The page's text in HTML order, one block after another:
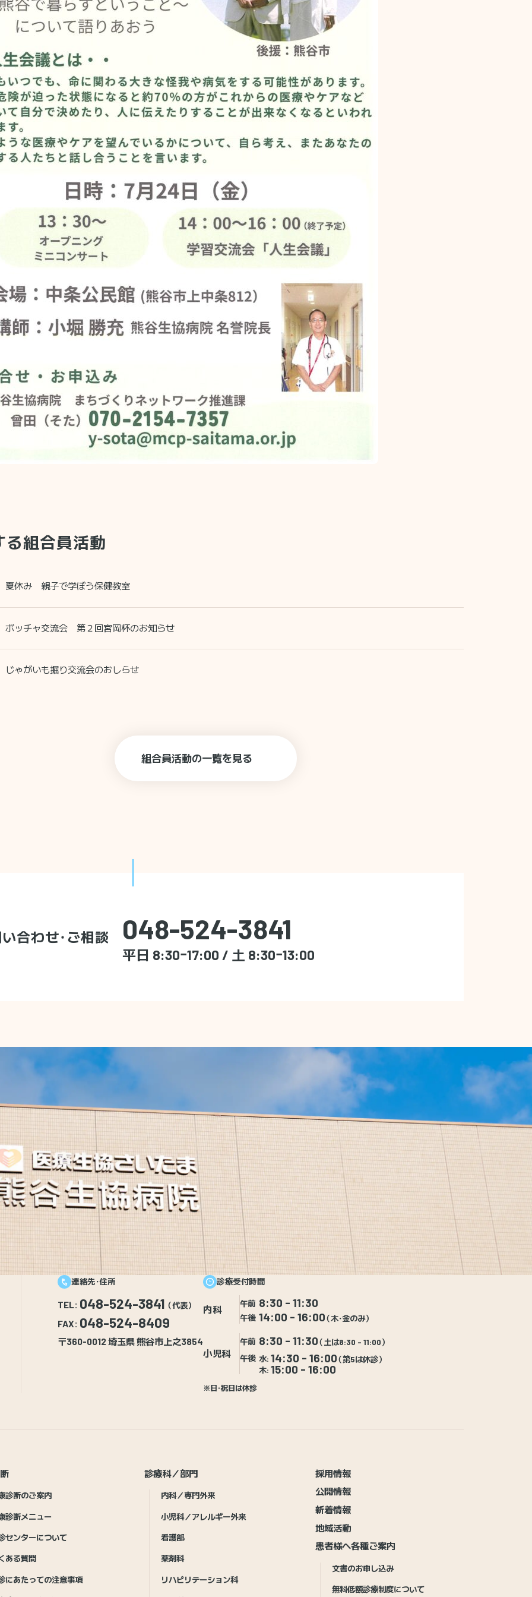
る組合員活動
夏休み 親子で学ぼう保健教室
ボッチャ交流会 第２回宮岡杯のお知らせ
じゃがいも掘り交流会のおしらせ
組合員活動の一覧を見る
合わせ・ご相談 048-524-3841
平日 8:30ｰ17:00 / 土 8:30ｰ13:00
連絡先・住所
TEL: 048-524-3841 （代表）
FAX: 048-524-8409
〒360-0012 埼玉県 熊谷市上之3854
診療受付時間
内科
午前 8:30 - 11:30
午後 14:00 - 16:00（木・金のみ）
小児科
午前 8:30 - 11:30（土は8:30 - 11:00）
午後 水: 14:30 - 16:00（第5は休診）
木: 15:00 - 16:00
※日・祝日は休診
診断のご案内
診断メニュー
センターについて
ある質問
にあたっての注意事項
診療科／部門
内科／専門外来
小児科／アレルギー外来
看護部
薬剤科
リハビリテーション科
採用情報
公開情報
新着情報
地域活動
患者様へ各種ご案内
文書のお申し込み
無料低額診療制度について